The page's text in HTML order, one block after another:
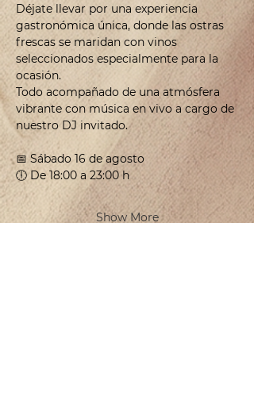
Déjate llevar por una experiencia
gastronómica única, donde las ostras
frescas se maridan con vinos
seleccionados especialmente para la
ocasión.
Todo acompañado de una atmósfera
vibrante con música en vivo a cargo de
nuestro DJ invitado.
📅 Sábado 16 de agosto
🕕 De 18:00 a 23:00 h
Show More